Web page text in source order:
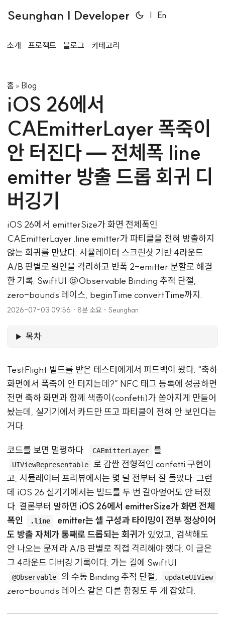
Seunghan | Developer | En
소개 프로젝트 블로그 카테고리
홈 » Blog
iOS 26에서
CAEmitterLayer 폭죽이
안 터진다 — 전체폭 line
emitter 방출 드롭 회귀 디
버깅기
iOS 26에서 emitterSize가 화면 전체폭인
CAEmitterLayer .line emitter가 파티클을 전혀 방출하지
않는 회귀를 만났다. 시뮬레이터 스크린샷 기반 4라운드
A/B 판별로 원인을 격리하고 반폭 2-emitter 분할로 해결
한 기록. SwiftUI @Observable Binding 추적 단절,
zero-bounds 레이스, beginTime convertTime까지.
2026-07-03 09:56 · 8분 소요 · Seunghan
목차
TestFlight 빌드를 받은 테스터에게서 피드백이 왔다. “축하
화면에서 폭죽이 안 터지는데?” NFC 태그 등록에 성공하면
전면 축하 화면과 함께 색종이(confetti)가 쏟아지게 만들어
놨는데, 실기기에서 카드만 뜨고 파티클이 전혀 안 보인다는
거다.
코드를 보면 멀쩡하다. CAEmitterLayer 를
UIViewRepresentable
로 감싼 전형적인 confetti 구현이
고, 시뮬레이터 프리뷰에서는 몇 달 전부터 잘 돌았다. 그런
데 iOS 26 실기기에서는 빌드를 두 번 갈아엎어도 안 터졌
다. 결론부터 말하면 iOS 26에서 emitterSize가 화면 전체
폭인
.line
emitter는 셀 구성과 타이밍이 전부 정상이어
도 방출 자체가 통째로 드롭되는 회귀가 있었고, 검색해도
안 나오는 문제라 A/B 판별로 직접 격리해야 했다. 이 글은
그 4라운드 디버깅 기록이다. 가는 길에 SwiftUI
@Observable 의 수동 Binding 추적 단절, updateUIView
zero-bounds 레이스 같은 다른 함정도 두 개 잡았다.